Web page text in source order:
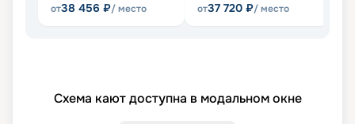
от38 456 ₽/ место
от37 720 ₽/ место
Схема кают доступна в модальном окне